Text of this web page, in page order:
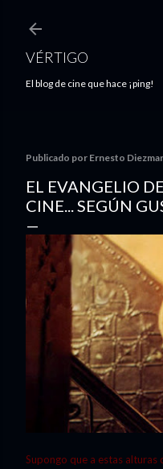
VÉRTIGO
El blog de cine que hace ¡ping!
Publicado por Ernesto
EL EVANGELIO
CINE... SEGÚN
Supongo que a estas alturas